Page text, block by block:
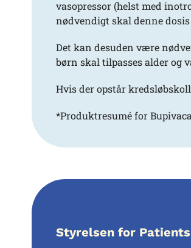
vasopressor (helst med
nødvendigt skal denne
Det kan desuden være
børn skal tilpasses alder og
Hvis der opstår
*Produktresumé for
Styrelsen for